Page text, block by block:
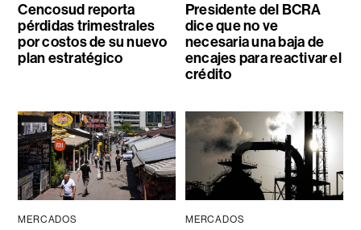
Cencosud reporta
pérdidas trimestrales
por costos de su nuevo
plan estratégico
Presidente del BCRA
dice que no ve
necesaria una baja de
encajes para reactivar el
crédito
MERCADOS MERCADOS